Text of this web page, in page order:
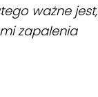
ważne jest,
zapalenia